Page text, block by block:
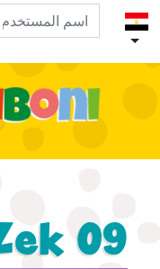
09